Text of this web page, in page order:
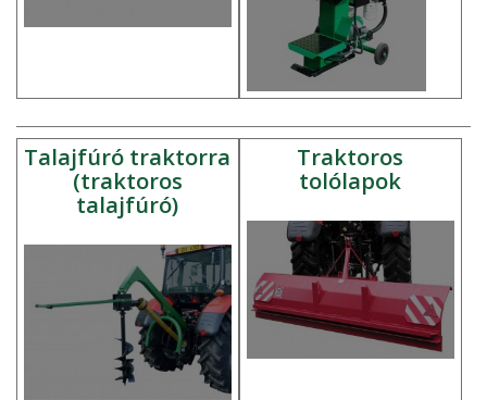
Talajfúró traktorra
(traktoros
talajfúró)
Traktoros
tolólapok